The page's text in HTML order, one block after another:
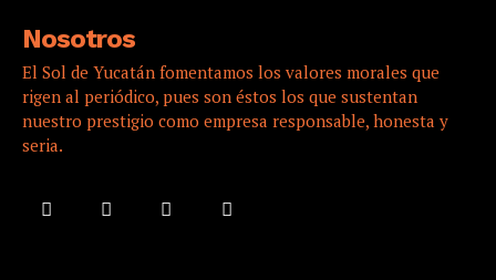
Nosotros
El Sol de Yucatán fomentamos los valores morales que
rigen al periódico, pues son éstos los que sustentan
nuestro prestigio como empresa responsable, honesta y
seria.